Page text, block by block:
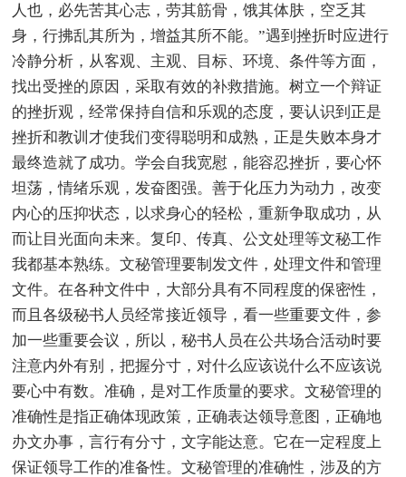
人也，必先苦其心志，劳其筋骨，饿其体肤，空乏其
身，行拂乱其所为，增益其所不能。”遇到挫折时应进行
冷静分析，从客观、主观、目标、环境、条件等方面，
找出受挫的原因，采取有效的补救措施。树立一个辩证
的挫折观，经常保持自信和乐观的态度，要认识到正是
挫折和教训才使我们变得聪明和成熟，正是失败本身才
最终造就了成功。学会自我宽慰，能容忍挫折，要心怀
坦荡，情绪乐观，发奋图强。善于化压力为动力，改变
内心的压抑状态，以求身心的轻松，重新争取成功，从
而让目光面向未来。复印、传真、公文处理等文秘工作
我都基本熟练。文秘管理要制发文件，处理文件和管理
文件。在各种文件中，大部分具有不同程度的保密性，
而且各级秘书人员经常接近领导，看一些重要文件，参
加一些重要会议，所以，秘书人员在公共场合活动时要
注意内外有别，把握分寸，对什么应该说什么不应该说
要心中有数。准确，是对工作质量的要求。文秘管理的
准确性是指正确体现政策，正确表达领导意图，正确地
办文办事，言行有分寸，文字能达意。它在一定程度上
保证领导工作的准备性。文秘管理的准确性，涉及的方